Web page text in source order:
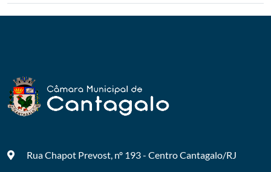
Rua Chapot Prevost, nº 193 - CentroCantagalo/RJ